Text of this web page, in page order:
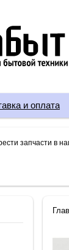
и оплата
запчасти в